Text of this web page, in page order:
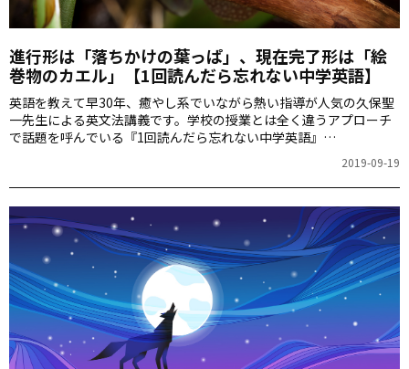
進行形は「落ちかけの葉っぱ」、現在完了形は「絵
巻物のカエル」【1回読んだら忘れない中学英語】
英語を教えて早30年、癒やし系でいながら熱い指導が人気の久保聖
一先生による英文法講義です。学校の授業とは全く違うアプローチ
で話題を呼んでいる『1回読んだら忘れない中学英語』
（KADOKAWA）のエッセンスをぎゅっと詰め込んだ連載。第1回は
2019-09-19